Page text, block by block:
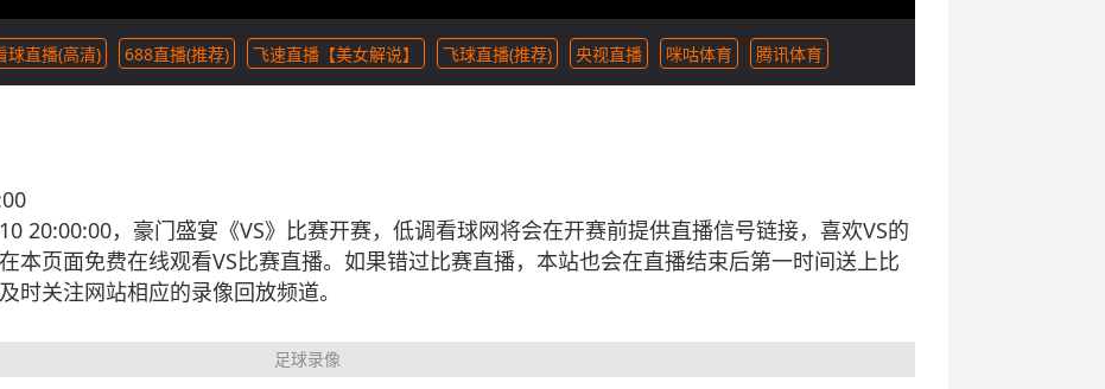
球直播(高清) 688直播(推荐) 飞速直播【美女解说】 飞球直播(推荐) 央视直播 咪咕体育 腾讯体育
20:00:00，豪门盛宴《VS》比赛开赛，低调看球网将会在开赛前提供直播信号链接，喜欢VS的
本页面免费在线观看VS比赛直播。如果错过比赛直播，本站也会在直播结束后第一时间送上比
时关注网站相应的录像回放频道。
足球录像